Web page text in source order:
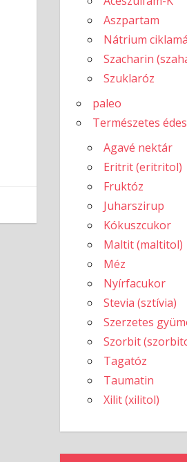
Aszpartam
Nátrium
Szacharin
Szuklaróz
paleo
Természetes
Agavé nektár
Eritrit (eritritol)
Fruktóz
Juharszirup
Kókuszcukor
Maltit (maltitol)
Méz
Nyírfacukor
Stevia (sztívia)
Szerzetes
Szorbit
Tagatóz
Taumatin
Xilit (xilitol)